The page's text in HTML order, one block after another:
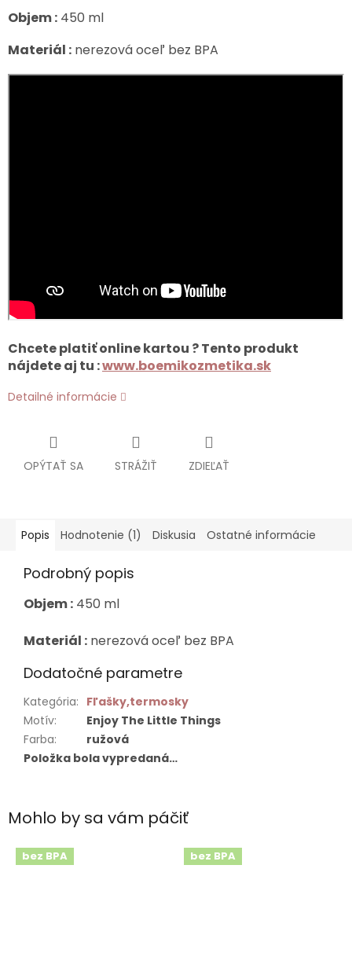
Objem : 450 ml
Materiál : nerezová oceľ bez BPA
Chcete platiť online kartou ? Tento produkt
nájdete aj tu :www.boemikozmetika.sk
Detailné informácie
OPÝTAŤ SA STRÁŽIŤ ZDIEĽAŤ
Mohlo by sa vám páčiť
bez BPA bez BPA
Popis Hodnotenie (1) Diskusia Ostatné informácie
Podrobný popis
Objem : 450 ml
Materiál : nerezová oceľ bez BPA
Dodatočné parametre
Kategória: Fľašky,termosky
Motív:
Enjoy The Little Things
Farba:
ružová
Položka bola vypredaná…